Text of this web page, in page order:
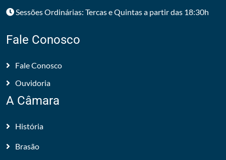
Sessões Ordinárias: Tercas e Quintas a partir das 18:30h
Fale Conosco
Fale Conosco
Ouvidoria
A Câmara
História
Brasão